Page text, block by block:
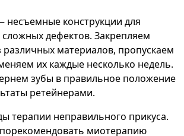
несъемные конструкции для
дефектов. Закрепляем
различных материалов, пропускаем
их каждые несколько недель.
зубы в правильное положение
ретейнерами.
терапии неправильного прикуса.
миотерапию